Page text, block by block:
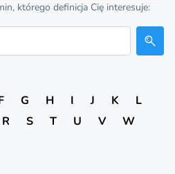
którego definicja Cię interesuje:
G H I J K
L
R S T U V
W